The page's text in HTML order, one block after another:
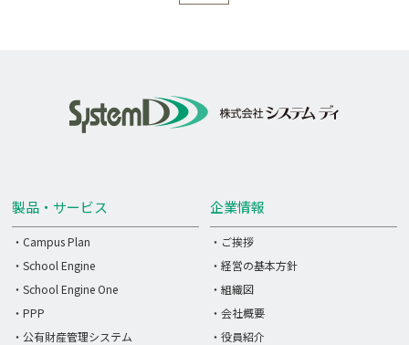
製品・サービス
・Campus Plan
・School Engine
・School Engine One
・PPP
・公有財産管理システム
企業情報
・ご挨拶
・経営の基本方針
・組織図
・会社概要
・役員紹介